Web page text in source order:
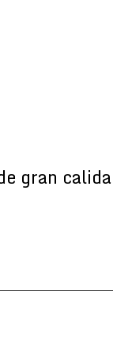
gran